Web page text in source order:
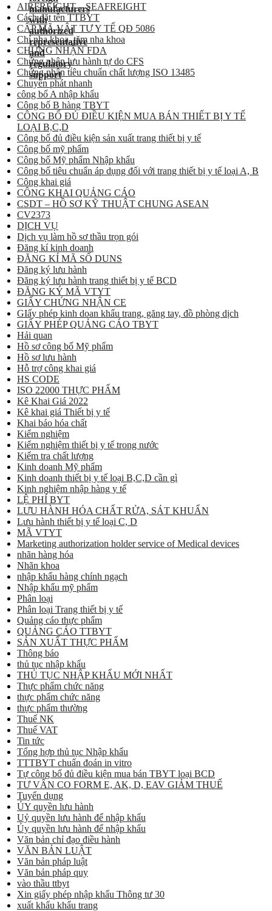
AIRFREIGHT – SEAFREIGHT
Cách đặt tên TTBYT
CẤP MÃ VẬT TƯ Y TẾ QĐ 5086
Chỉ nha khoa, tăm nha khoa
CHỨNG NHẬN FDA
Chứng nhận lưu hành tự do CFS
Chứng nhận tiêu chuẩn chất lượng ISO 13485
Chuyển phát nhanh
công bố A nhập khẩu
Công bố B hàng TBYT
CÔNG BỐ ĐỦ ĐIỀU KIỆN MUA BÁN THIẾT BỊ Y TẾ
LOẠI B,C,D
Công bố đủ điều kiện sản xuất trang thiết bị y tế
Công bố mỹ phẩm
Công bố Mỹ phẩm Nhập khẩu
Công bố tiêu chuẩn áp dụng đối với trang thiết bị y tế loại A, B
Công khai giá
CÔNG KHAI QUẢNG CÁO
CSDT – HỒ SƠ KỸ THUẬT CHUNG ASEAN
CV2373
DỊCH VỤ
Dịch vụ làm hồ sơ thầu trọn gói
Đăng kí kinh doanh
ĐĂNG KÍ MÃ SỐ DUNS
Đăng ký lưu hành
Đăng ký lưu hành trang thiết bị y tế BCD
ĐĂNG KÝ MÃ VTYT
GIẤY CHỨNG NHẬN CE
GIấy phép kinh doan khẩu trang, găng tay, đồ phòng dịch
GIẤY PHÉP QUẢNG CÁO TBYT
Hải quan
Hồ sơ công bố Mỹ phẩm
Hồ sơ lưu hành
Hỗ trợ công khai giá
HS CODE
ISO 22000 THỰC PHẨM
Kê Khai Giá 2022
Kê khai giá Thiết bị y tế
Khai báo hóa chất
Kiểm nghiệm
Kiểm nghiệm thiết bị y tế trong nước
Kiểm tra chất lượng
Kinh doanh Mỹ phẩm
Kinh doanh thiết bị y tế loại B,C,D cần gì
Kinh nghiệm nhập hàng y tế
LỆ PHÍ BYT
LƯU HÀNH HÓA CHẤT RỬA, SÁT KHUẨN
Lưu hành thiết bị y tế loại C, D
MÃ VTYT
Marketing authorization holder service of Medical devices
nhãn hàng hóa
Nhãn khoa
nhập khẩu hàng chính ngạch
Nhập khẩu mỹ phẩm
Phân loại
Phân loại Trang thiết bị y tế
Quảng cáo thực phẩm
QUẢNG CÁO TTBYT
SẢN XUẤT THỰC PHẨM
Thông báo
thủ tục nhập khẩu
THỦ TỤC NHẬP KHẨU MỚI NHẤT
Thực phẩm chức năng
thực phẩm chức năng
thực phẩm thường
Thuế NK
Thuế VAT
Tin tức
Tổng hợp thủ tục Nhập khẩu
TTTBYT chuẩn đoán in vitro
Tự công bố đủ điều kiện mua bán TBYT loại BCD
TƯ VẤN CO FORM E, AK, D, EAV GIẢM THUẾ
Tuyển dụng
ỦY quyền lưu hành
Uỷ quyền lưu hành để nhập khẩu
Ủy quyền lưu hành để nhập khẩu
Văn bản chỉ đạo điều hành
VĂN BẢN LUẬT
Văn bản pháp luật
Văn bản pháp quy
vào thầu ttbyt
Xin giấy phép nhập khẩu Thông tư 30
xuất khẩu khẩu trang